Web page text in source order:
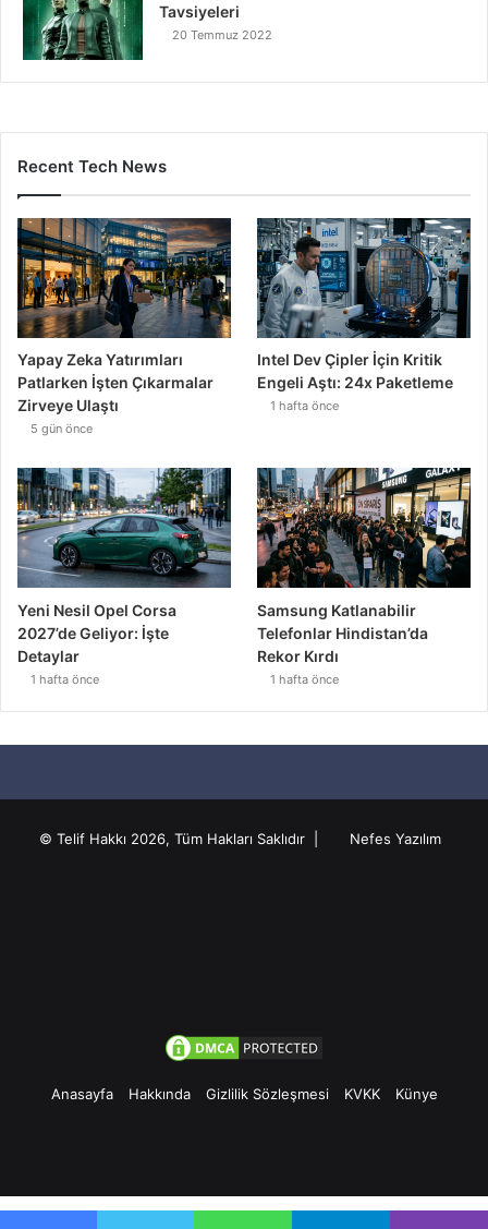
Tavsiyeleri
20 Temmuz 2022
Recent Tech News
Yapay Zeka Yatırımları
Patlarken İşten Çıkarmalar
Zirveye Ulaştı
5 gün önce
Intel Dev Çipler İçin Kritik
Engeli Aştı: 24x Paketleme
1 hafta önce
Yeni Nesil Opel Corsa
2027’de Geliyor: İşte
Detaylar
1 hafta önce
Samsung Katlanabilir
Telefonlar Hindistan’da
Rekor Kırdı
1 hafta önce
© Telif Hakkı 2026, Tüm Hakları Saklıdır | Nefes Yazılım
Anasayfa Hakkında Gizlilik Sözleşmesi KVKK Künye